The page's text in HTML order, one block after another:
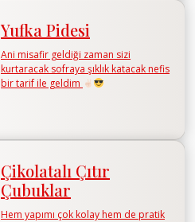
Yufka Pidesi
Ani misafir geldiği zaman sizi
kurtaracak sofraya şıklık katacak nefis
bir tarif ile geldim
Çikolatalı Çıtır
Çubuklar
Hem yapımı çok kolay hem de pratik